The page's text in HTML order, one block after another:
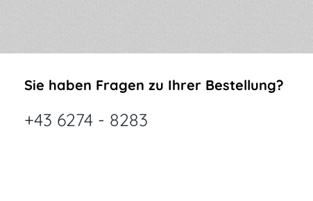
Sie haben Fragen zu Ihrer Bestellung?
+43 6274 - 8283